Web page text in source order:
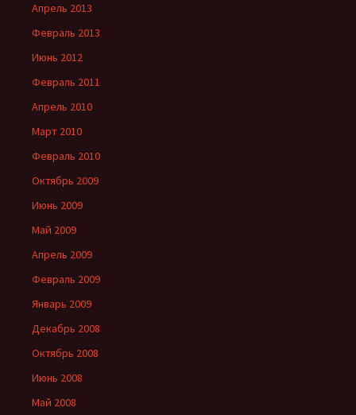
Апрель 2013
Февраль 2013
Июнь 2012
Февраль 2011
Апрель 2010
Март 2010
Февраль 2010
Октябрь 2009
Июнь 2009
Май 2009
Апрель 2009
Февраль 2009
Январь 2009
Декабрь 2008
Октябрь 2008
Июнь 2008
Май 2008